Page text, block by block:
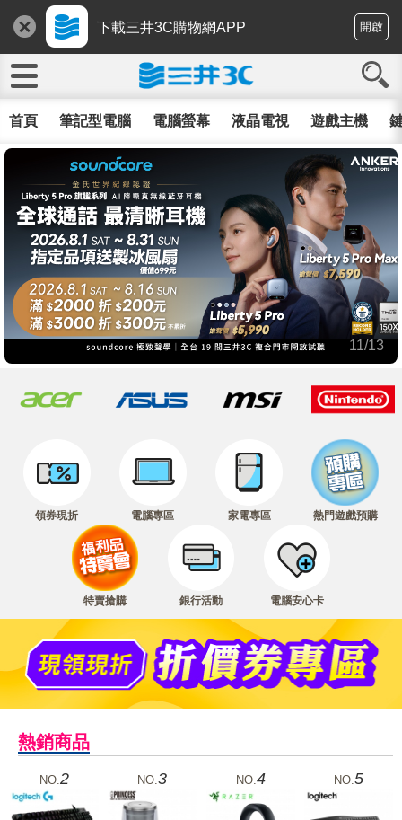
下載三井3C購物網APP 開啟
首頁 筆記型電腦 電腦螢幕 液晶電視 遊戲主機
11/13
領券現折 電腦專區 家電專區 熱門遊戲預購
特賣搶購 銀行活動 電腦安心卡
熱銷商品
NO. 2 NO.3 NO. 4 NO.5